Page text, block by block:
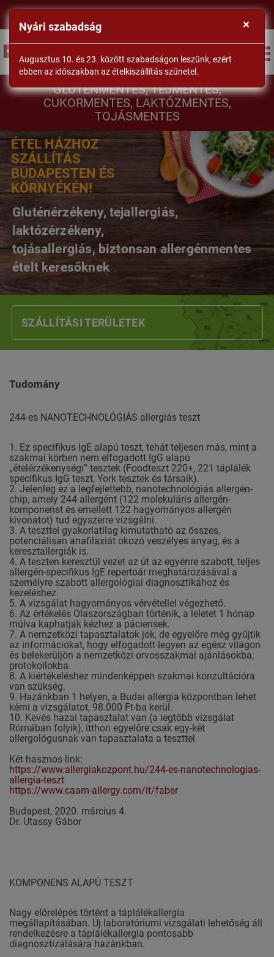
DrSéf
GLUTÉNMENTES, TEJMENTES,
CUKORMENTES, LAKTÓZMENTES,
TOJÁSMENTES
ÉTEL HÁZHOZ
SZÁLLÍTÁS
BUDAPESTEN ÉS
KÖRNYÉKÉN!
Gluténérzékeny, tejallergiás,
laktózérzékeny,
tojásallergiás, biztonsan allergénmentes
ételt keresőknek
SZÁLLÍTÁSI TERÜLETEK
Tudomány
244-es NANOTECHNOLÓGIÁS allergiás teszt
1. Ez specifikus IgE alapú teszt, tehát teljesen más, mint a
szakmai körben nem elfogadott IgG alapú
„ételérzékenységi” tesztek (Foodteszt 220+, 221 táplálék
specifikus IgG teszt, York tesztek és társaik).
2. Jelenleg ez a legfejlettebb, nanotechnológiás allergén-
chip, amely 244 allergént (122 molekuláris allergén-
komponenst és emellett 122 hagyományos allergén
kivonatot) tud egyszerre vizsgálni.
3. A teszttel gyakorlatilag kimutatható az összes,
potenciálisan anafilaxiát okozó veszélyes anyag, és a
keresztallergiák is.
4. A teszten keresztül vezet az út az egyénre szabott, teljes
allergén-specifikus IgE repertoár meghatározásával a
személyre szabott allergológiai diagnosztikához és
kezeléshez.
5. A vizsgálat hagyományos vérvétellel végezhető.
6. Az értékelés Olaszországban történik, a leletet 1 hónap
múlva kaphatják kézhez a páciensek.
7. A nemzetközi tapasztalatok jók, de egyelőre még gyűjtik
az információkat, hogy elfogadott legyen az egész világon
és belekerüljön a nemzetközi orvosszakmai ajánlásokba,
protokollokba.
8. A kiértékeléshez mindenképpen szakmai konzultációra
van szükség.
9. Hazánkban 1 helyen, a Budai allergia központban lehet
kérni a vizsgálatot, 98.000 Ft-ba kerül.
10. Kevés hazai tapasztalat van (a legtöbb vizsgálat
Rómában folyik), itthon egyelőre csak egy-két
allergológusnak van tapasztalata a teszttel.
Két hasznos link:
https://www.allergiakozpont.hu/244-es-nanotechnologias-
allergia-teszt
https://www.caam-allergy.com/it/faber
Budapest, 2020. március 4.
Dr. Utassy Gábor
KOMPONENS ALAPÚ TESZT
Nagy előrelépés történt a táplálékallergia
megállapításában. Új laboratóriumi vizsgálati lehetőség áll
rendelkezésre a táplálékallergia pontosabb
diagnosztizálására hazánkban.
×
Nyári szabadság
Augusztus 10. és 23. között szabadságon leszünk, ezért
ebben az időszakban az ételkiszállítás szünetel.